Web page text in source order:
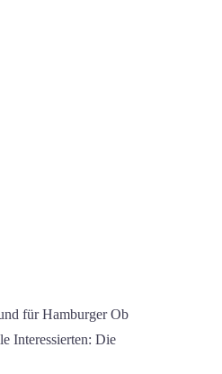
für Hamburger Ob
Interessierten: Die